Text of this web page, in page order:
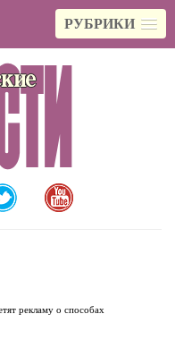
РУБРИКИ
рекламу о способах